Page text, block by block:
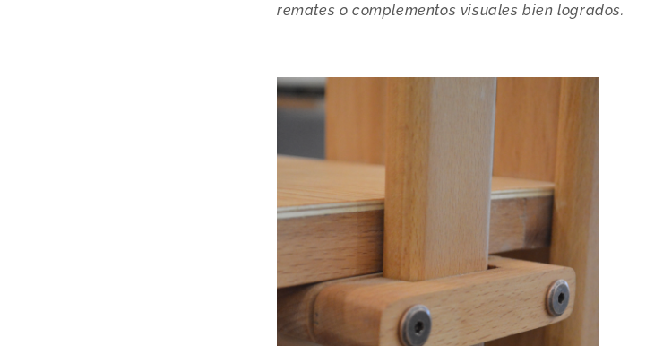
remates o complementos visuales bien logrados.